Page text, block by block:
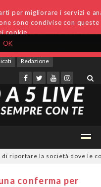
OK
per migliorare i servizi e
sono condivise con
cookie.
Redazione
la società dove le
conferma per